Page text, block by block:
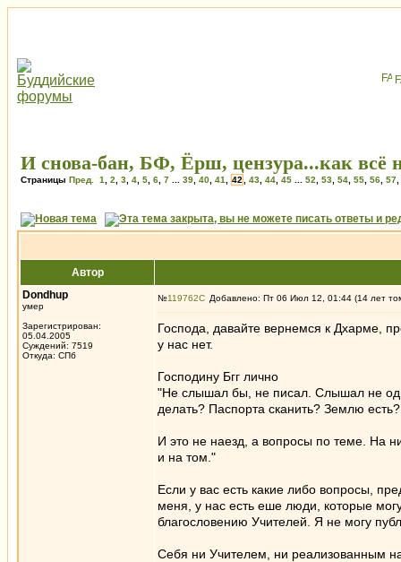
И снова-бан, БФ, Ёрш, цензура...как всё
Страницы Пред. 1 2 3 4 5 6 7 39 40 41 42 43 44 45 52 53 54 55 56 57
Автор
Dondhup
умер
Зарегистрирован:
05.04.2005
Суждений: 7519
Откуда: СПб
№119762 Добавлено: Пт 06 Июл 12, 01:44 (14 лет
Господа, давайте вернемся к Дхарме,
у нас нет.
Господину Бгг лично
"Не слышал бы, не писал. Слышал не
делать? Паспорта сканить? Землю
И это не наезд, а вопросы по теме. На
и на том."
Если у вас есть какие либо вопросы,
меня, у нас есть еше люди, которые
благословению Учителей. Я не могу
Себя ни Учителем, ни реализованным